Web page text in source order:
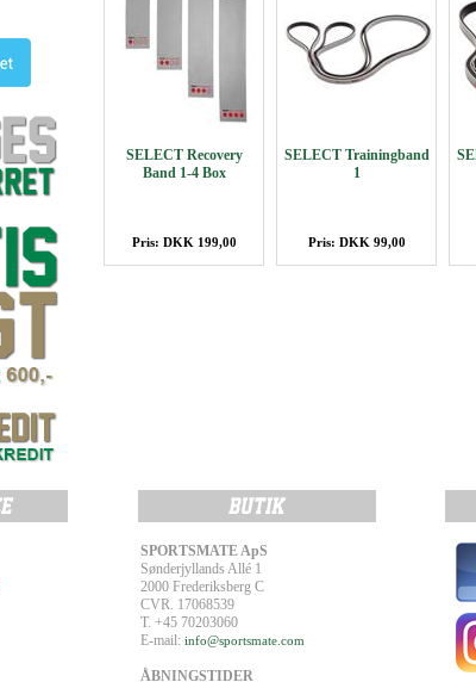
SELECT Recovery
Band 1-4 Box
Pris: DKK 199,00
SELECT Trainingband
1
Pris: DKK 99,00
SPORTSMATE ApS
Sønderjyllands Allé 1
2000 Frederiksberg C
CVR. 17068539
T. +45 70203060
E-mail: info@sportsmate.com
ÅBNINGSTIDER